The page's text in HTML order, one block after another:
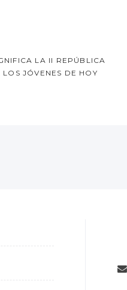
LA II REPÚBLICA
LOS JÓVENES DE HOY